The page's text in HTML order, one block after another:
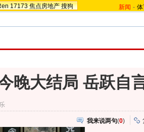
17173 焦点房地产 搜狗 新闻 -
晚大结局 岳跃自
我来说两句(0)